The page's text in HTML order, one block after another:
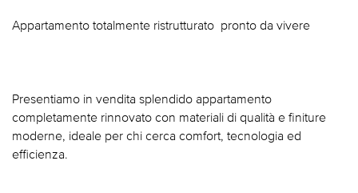
Appartamento totalmente ristrutturato  pronto da vivere
Presentiamo in vendita splendido appartamento
completamente rinnovato con materiali di qualità e finiture
moderne, ideale per chi cerca comfort, tecnologia ed
efficienza.